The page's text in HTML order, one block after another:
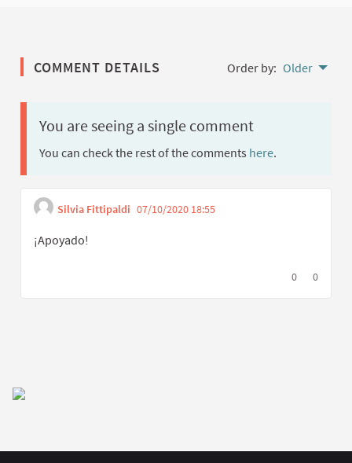
COMMENT DETAILS Order by: Older
You are seeing a single comment
You can check the rest of the comments here.
Silvia Fittipaldi 07/10/2020 18:55
¡Apoyado!
I agree with
0 I0